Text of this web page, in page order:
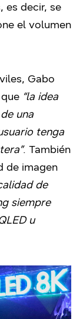
es decir, se
el volumen
Gabo
“la idea
una
tenga
. También
de imagen
de
siempre
u